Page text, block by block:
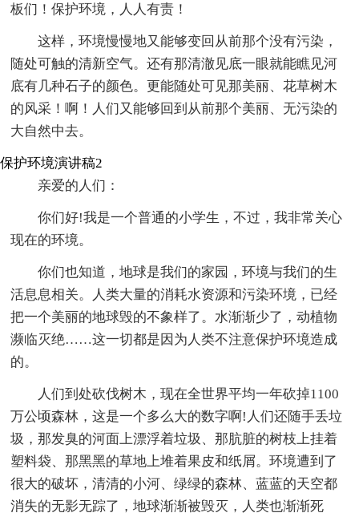
板们！保护环境，人人有责！
这样，环境慢慢地又能够变回从前那个没有污染，
随处可触的清新空气。还有那清澈见底一眼就能瞧见河
底有几种石子的颜色。更能随处可见那美丽、花草树木
的风采！啊！人们又能够回到从前那个美丽、无污染的
大自然中去。
保护环境演讲稿2
亲爱的人们：
你们好!我是一个普通的小学生，不过，我非常关心
现在的环境。
你们也知道，地球是我们的家园，环境与我们的生
活息息相关。人类大量的消耗水资源和污染环境，已经
把一个美丽的地球毁的不象样了。水渐渐少了，动植物
濒临灭绝……这一切都是因为人类不注意保护环境造成
的。
人们到处砍伐树木，现在全世界平均一年砍掉1100
万公顷森林，这是一个多么大的数字啊!人们还随手丢垃
圾，那发臭的河面上漂浮着垃圾、那肮脏的树枝上挂着
塑料袋、那黑黑的草地上堆着果皮和纸屑。环境遭到了
很大的破坏，清清的小河、绿绿的森林、蓝蓝的天空都
消失的无影无踪了，地球渐渐被毁灭，人类也渐渐死